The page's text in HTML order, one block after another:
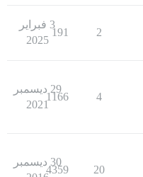
2
191
3 فبراير
2025
4
1166
29 ديسمبر
2021
20
4359
30 ديسمبر